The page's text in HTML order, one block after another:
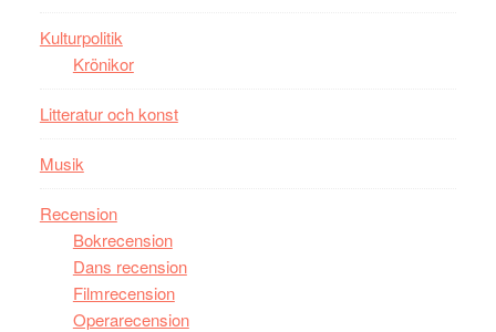
Kulturpolitik
Krönikor
Litteratur och konst
Musik
Recension
Bokrecension
Dans recension
Filmrecension
Operarecension